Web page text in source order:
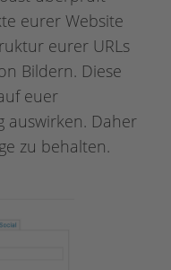
eurer Website
eurer URLs
Bildern. Diese
euer
auswirken. Daher
zu behalten.